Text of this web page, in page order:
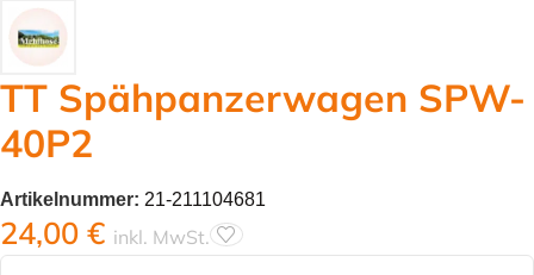
TT Spähpanzerwagen SPW-
40P2
Artikelnummer: 21-211104681
24,00 € inkl. MwSt.